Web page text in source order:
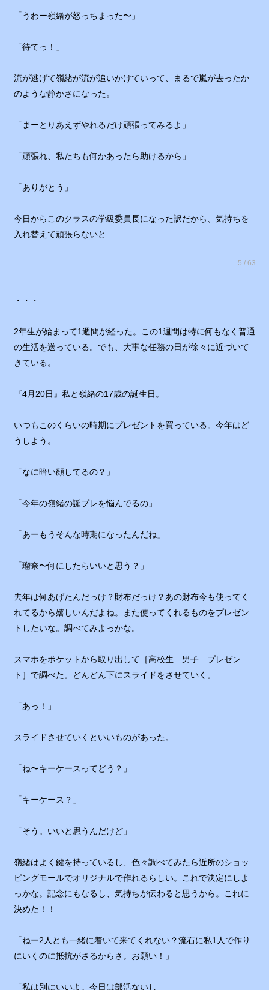
「うわー嶺緒が怒っちまった〜」
「待てっ！」
流が逃げて嶺緒が流が追いかけていって、まるで嵐が去ったか
のような静かさになった。
「まーとりあえずやれるだけ頑張ってみるよ」
「頑張れ、私たちも何かあったら助けるから」
「ありがとう」
今日からこのクラスの学級委員長になった訳だから、気持ちを
入れ替えて頑張らないと
5 / 63
・・・
2年生が始まって1週間が経った。この1週間は特に何もなく普通
の生活を送っている。でも、大事な任務の日が徐々に近づいて
きている。
『4月20日』私と嶺緒の17歳の誕生日。
いつもこのくらいの時期にプレゼントを買っている。今年はど
うしよう。
「なに暗い顔してるの？」
「今年の嶺緒の誕プレを悩んでるの」
「あーもうそんな時期になったんだね」
「瑠奈〜何にしたらいいと思う？」
去年は何あげたんだっけ？財布だっけ？あの財布今も使ってく
れてるから嬉しいんだよね。また使ってくれるものをプレゼン
トしたいな。調べてみよっかな。
スマホをポケットから取り出して［高校生 男子 プレゼン
ト］で調べた。どんどん下にスライドをさせていく。
「あっ！」
スライドさせていくといいものがあった。
「ね〜キーケースってどう？」
「キーケース？」
「そう。いいと思うんだけど」
嶺緒はよく鍵を持っているし、色々調べてみたら近所のショッ
ピングモールでオリジナルで作れるらしい。これで決定にしよ
っかな。記念にもなるし、気持ちが伝わると思うから。これに
決めた！！
「ねー2人とも一緒に着いて来てくれない？流石に私1人で作り
にいくのに抵抗がさるからさ。お願い！」
「私は別にいいよ。今日は部活ないし」